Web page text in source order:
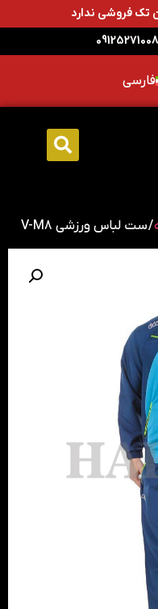
تک فروشی ندارد
فارسی
/ ست لباس ورزشی V-M8